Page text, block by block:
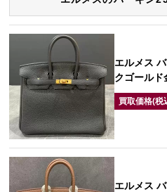
エルメス
クゴールド
買取価格(税
エルメス